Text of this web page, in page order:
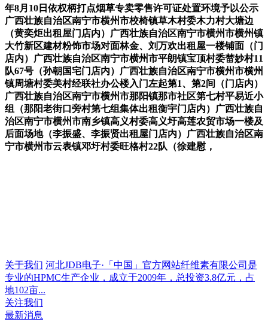
年8月10日依权柄打点烟草专卖零售许可证处置环境予以公示
广西壮族自治区南宁市横州市校椅镇草木村委木力村大塘边
（黄奕炬出租屋门店内）广西壮族自治区南宁市横州市横州镇
大竹新区建材粉饰市场对面林金、刘万欢出租屋一楼铺面（门
店内）广西壮族自治区南宁市横州市平朗镇宝顶村委榃妙村11
队67号（孙朝国宅门店内）广西壮族自治区南宁市横州市横州
镇周塘村委美村经联社办公楼入门左起第1、第2间（门店内）
广西壮族自治区南宁市横州市那阳镇那市社区第七村平易近小
组（那阳老街口旁村第七组集体出租衡宇门店内）广西壮族自
治区南宁市横州市南乡镇高义村委高义圩高莲农贸市场一楼及
后面场地（李振盛、李振贤出租屋门店内）广西壮族自治区南
宁市横州市云表镇邓圩村委旺格村22队（徐建慰，
关于我们 河北JDB电子·「中国」官方网站纤维素有限公司是
专业的HPMC生产企业，成立于2009年，总投资3.8亿元，占
地102亩...
关注我们
最新消息